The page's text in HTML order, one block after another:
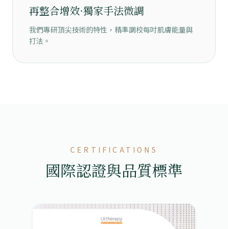
再整合增效·獨家手法微調
我們專研頂尖技術的特性，精準調校每吋肌膚能量與
打法。
CERTIFICATIONS
國際認證與品質標準